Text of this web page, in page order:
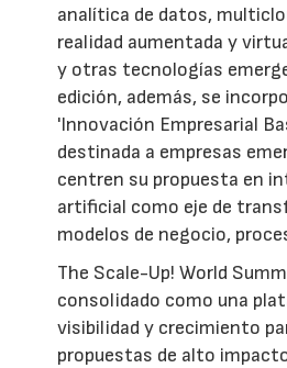
analítica de datos,
realidad aumentada y
y otras tecnologías
edición, además, se
'Innovación Empresarial
destinada a empresas
centren su propuesta en
artificial como eje de
modelos de negocio,
The Scale-Up! World
consolidado como una
visibilidad y crecimiento
propuestas de alto